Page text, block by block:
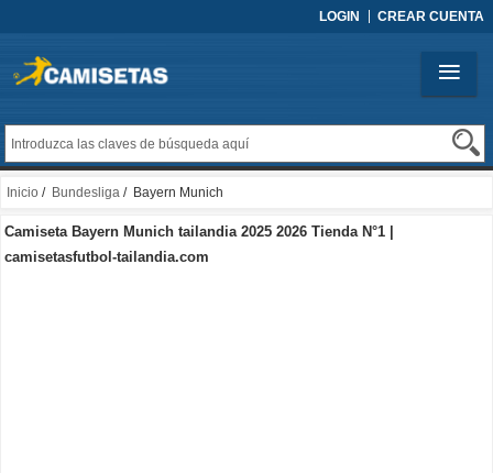
LOGIN CREAR CUENTA
Inicio / Bundesliga / Bayern Munich
Camiseta Bayern Munich tailandia 2025 2026 Tienda N°1 |
camisetasfutbol-tailandia.com